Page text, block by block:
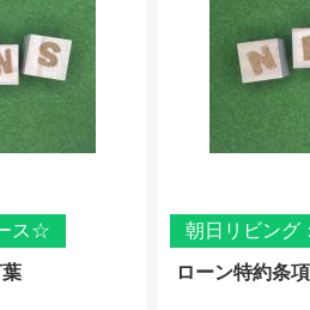
ス☆ 朝日リビング
ローン特約条